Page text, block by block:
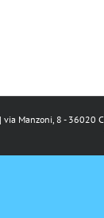
via Manzoni, 8 -